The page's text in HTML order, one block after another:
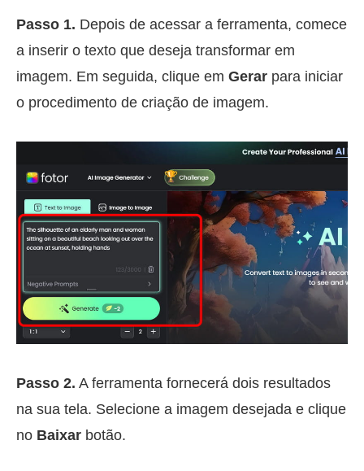
Passo 1. Depois de acessar a ferramenta, comece
a inserir o texto que deseja transformar em
imagem. Em seguida, clique em Gerar para iniciar
o procedimento de criação de imagem.
Passo 2. A ferramenta fornecerá dois resultados
na sua tela. Selecione a imagem desejada e clique
no Baixar botão.